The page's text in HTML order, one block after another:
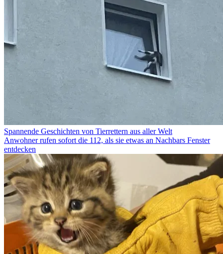
Spannende Geschichten von Tierrettern aus aller Welt
Anwohner rufen sofort die 112, als sie etwas an Nachbars Fenster
entdecken